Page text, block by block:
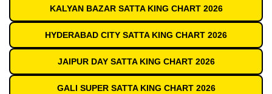
KALYAN BAZAR SATTA KING CHART 2026
HYDERABAD CITY SATTA KING CHART 2026
JAIPUR DAY SATTA KING CHART 2026
GALI SUPER SATTA KING CHART 2026